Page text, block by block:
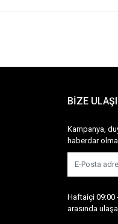
BİZE
Kampanya,
haberdar
Haftaiçi 09:00
arasında